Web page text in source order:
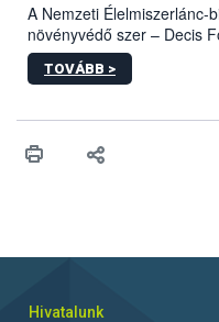
A Nemzeti Élelmiszerlánc-
növényvédő szer – Decis
engedélyokiratát
egészen a vesszőérettség
érésű szőlőkben is legyen
felhasználók számára is
TOVÁBB >
Hivatalunk